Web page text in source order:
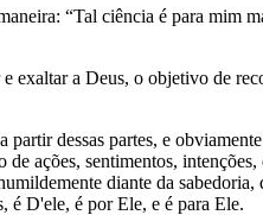
“Tal ciência é para mim
a Deus, o objetivo de
dessas partes, e
ações, sentimentos,
diante da
é D'ele, é por Ele, e é para Ele.